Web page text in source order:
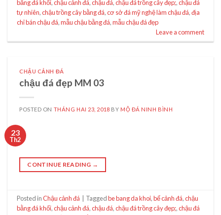
bằng đá khối,chậu cảnh đá,chậu đá,chậu đá trồng cây đẹp;,chậu đá
tự nhiên,chậu trồng cây bằng đá,cơ sở đá mỹ nghệ làm chậu đá,địa
chỉ bán chậu đá,mẫu chậu bằng đá,mẫu chậu đá đẹp
Leave a comment
CHẬU CẢNH ĐÁ
chậu đá đẹp MM 03
POSTED ON THÁNG HAI 23, 2018 BY MỘ ĐÁ NINH BÌNH
23
Th2
CONTINUE READING →
Posted inChậu cảnh đá Taggedbe bang da khoi,bể cảnh đá,chậu
bằng đá khối,chậu cảnh đá,chậu đá,chậu đá trồng cây đẹp;,chậu đá